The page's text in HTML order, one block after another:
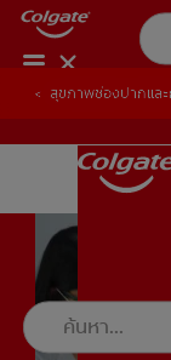
สุขภาพช่องปากแล
สุขภาพช่องปากแล